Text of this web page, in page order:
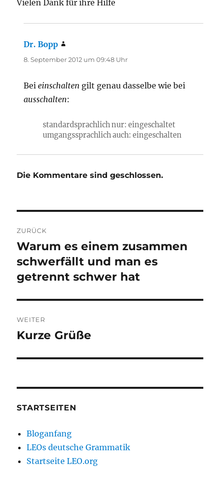
Vielen Dank für ihre Hilfe
Dr. Bopp
8. September 2012 um 09:48 Uhr
Beieinschalten gilt genau dasselbe wie bei
ausschalten:
standardsprachlich nur: eingeschaltet
umgangssprachlich auch: eingeschalten
Die Kommentare sind geschlossen.
ZURÜCK
Vorheriger
Beitrag:
Warum es einem zusammen
schwerfällt und man es
getrennt schwer hat
WEITER
Nächster
Kurze Grüße
STARTSEITEN
Bloganfang
LEOs deutsche Grammatik
Startseite LEO.org